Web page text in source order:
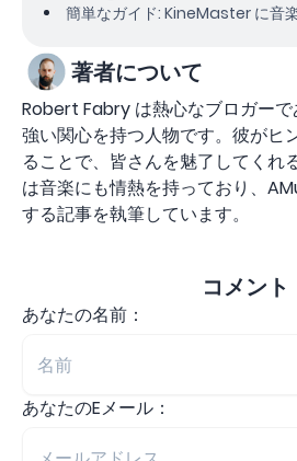
簡単なガイド: KineMaster に音
著者について
Robert Fabry は熱心なブロガー
強い関心を持つ人物です。彼がヒ
ることで、皆さんを魅了してくれ
は音楽にも情熱を持っており、
する記事を執筆しています。
コメント
あなたの名前：
あなたのEメール：